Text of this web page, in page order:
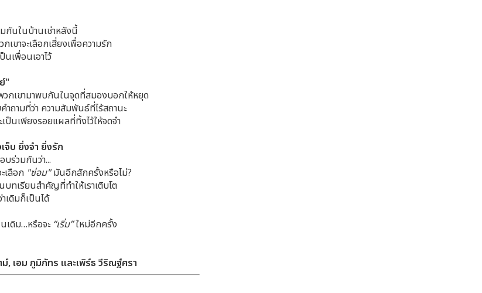
กันในบ้านเช่าหลังนี้
เขาจะเลือกเสี่ยงเพื่อความรัก
เพื่อนเอาไว้
"
กเขามาพบกันในจุดที่สมองบอกให้หยุด
ถามที่ว่า ความสัมพันธ์ที่ไร้สถานะ
ป็นเพียงรอยแผลที่ทิ้งไว้ให้จดจำ
จ็บ ยิ่งจำ ยิ่งรัก
บร่วมกันว่า...
เลือก "ซ่อม"มันอีกสักครั้งหรือไม่?
ทเรียนสำคัญที่ทำให้เราเติบโต
เดิมก็เป็นได้
เดิม…หรือจะ “เริ่ม”ใหม่อีกครั้ง
เอม ภูมิภัทร และเพิร์ธ วีริณฐ์ศรา